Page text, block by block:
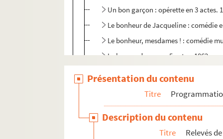
Un bon garçon : opérette en 3 actes.
Le bonheur de Jacqueline : comédie
Le bonheur, mesdames ! : comédie
Le bossu : drame en 5 actes. 1862
Boudu sauvé des eaux : comédie en 4
Le bourgeois gentilhomme :
Présentation du contenu
Titre
Description du contenu
Titre Relevés